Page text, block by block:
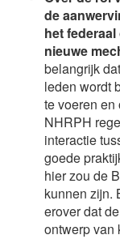
de
het
nieuwe
belangrijk
leden wordt
te voeren en
NHRPH
interactie
goede
hier zou de
kunnen zijn.
erover dat
ontwerp van